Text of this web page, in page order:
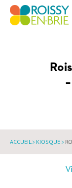
ACCUEIL KIOSQUE